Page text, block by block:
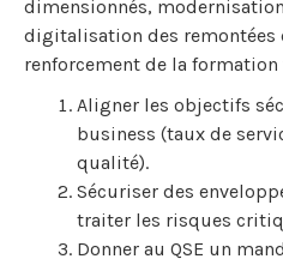
dimensionnés,
digitalisation des remontées
renforcement de la formation
Aligner les objectifs
business (taux de
qualité).
Sécuriser des
traiter les risques
Donner au QSE un